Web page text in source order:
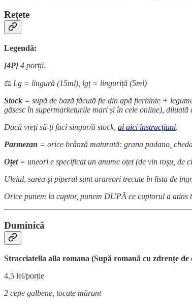
Rețete
Legendă:
[4P] 4 porții.
⚖️ Lg = lingură (15ml), lgț = linguriță (5ml)
Stock = supă de bază făcută fie din apă fierbinte +
găsesc în supermarketurile mari și în cele online),
Dacă vreți să-ți faci singur/ă stock, ai aici instrucțiuni.
Parmezan = orice brânză maturată: grana padano,
Oțet = uneori e specificat un anume oțet (de vin roșu,
Uleiul, sarea și piperul sunt arareori trecute în lista de
Orice punem la cuptor, punem DUPĂ ce cuptorul a atins
Duminică
Stracciatella alla romana (Supă romană cu zdrențe de
4,5 lei/porție
2 cepe galbene, tocate mărunt